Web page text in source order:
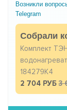
Возникли
Telegram
Собрали
Комплект
184279K4
2 704 РУБ3